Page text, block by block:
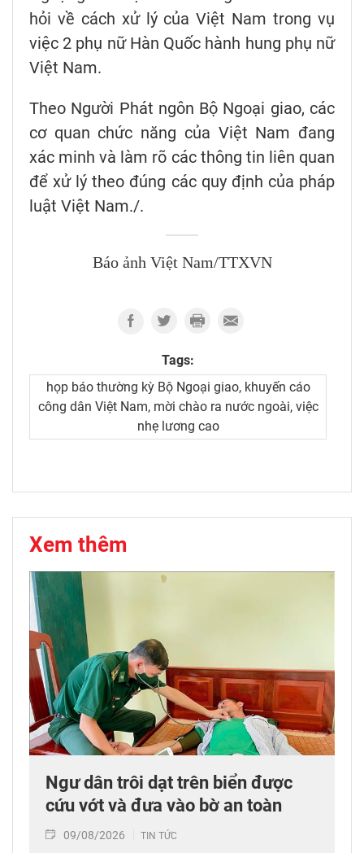
hỏi về cách xử lý của Việt Nam trong vụ
việc 2 phụ nữ Hàn Quốc hành hung phụ nữ
Việt Nam.
Theo Người Phát ngôn Bộ Ngoại giao, các
cơ quan chức năng của Việt Nam đang
xác minh và làm rõ các thông tin liên quan
để xử lý theo đúng các quy định của pháp
luật Việt Nam./.
Báo ảnh Việt Nam/TTXVN
Tags:
họp báo thường kỳ Bộ Ngoại giao, khuyến cáo
công dân Việt Nam, mời chào ra nước ngoài, việc
nhẹ lương cao
Xem thêm
Ngư dân trôi dạt trên biển được
cứu vớt và đưa vào bờ an toàn
09/08/2026 TIN TỨC